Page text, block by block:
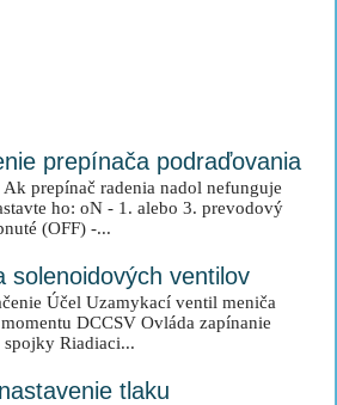
prepínača podraďovania
Ak prepínač radenia nadol nefunguje
ho: oN - 1. alebo 3. prevodový
(OFF) -...
solenoidových ventilov
Účel Uzamykací ventil meniča
DCCSV Ovláda zapínanie
Riadiaci...
tlaku